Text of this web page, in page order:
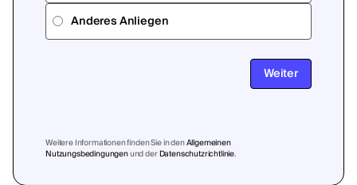
Anderes Anliegen
Weiter
Weitere Informationen finden Sie in denAllgemeinen
Nutzungsbedingungenund derDatenschutzrichtlinie.